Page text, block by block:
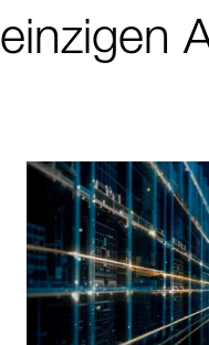
einzigen